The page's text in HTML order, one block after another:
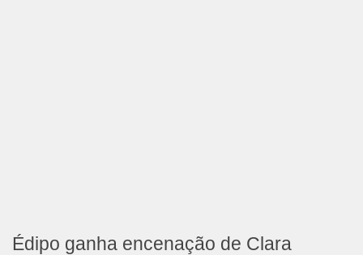
Édipo ganha encenação de Clara